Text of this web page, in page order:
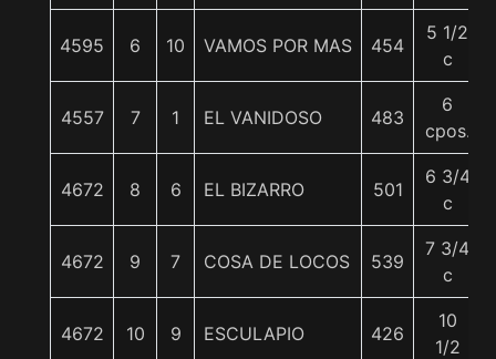
4595 6 10 VAMOS POR MAS 454
5 1/2
c
4557 7 1 EL VANIDOSO 483
6
cpos.
4672 8 6 EL BIZARRO 501
6 3/4
c
4672 9 7 COSA DE LOCOS 539
7 3/4
c
4672 10 9 ESCULAPIO 426
10
1/2